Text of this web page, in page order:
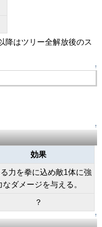
降はツリー全解放後のス
↑
↑
効果
力を拳に込め敵1体に強
なダメージを与える。
？
↑